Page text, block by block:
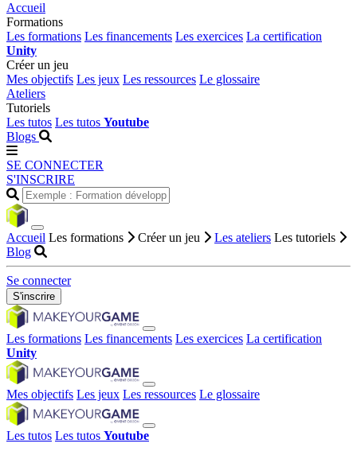
Accueil
Formations
Les formations Les financements Les exercices La certification
Unity
Créer un jeu
Mes objectifs Les jeux Les ressources Le glossaire
Ateliers
Tutoriels
Les tutos Les tutos Youtube
Blogs
SE CONNECTER
S'INSCRIRE
Accueil Les formations Créer un jeu Les ateliers Les tutoriels
Blog
Se connecter
S'inscrire
Les formations Les financements Les exercices La certification
Unity
Mes objectifs Les jeux Les ressources Le glossaire
Les tutos Les tutos Youtube